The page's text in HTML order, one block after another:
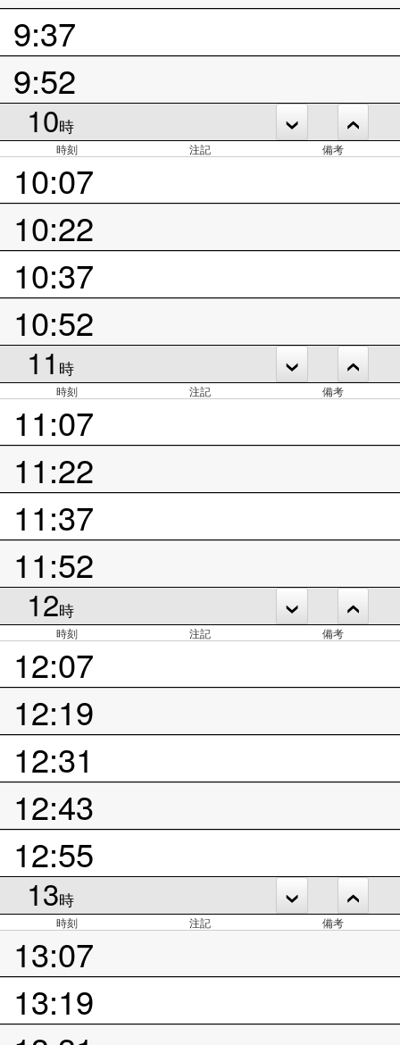
9:37
9:52
10時
時刻 注記 備考
10:07
10:22
10:37
10:52
11 時
時刻 注記 備考
11:07
11:22
11:37
11:52
12時
時刻 注記 備考
12:07
12:19
12:31
12:43
12:55
13時
時刻 注記 備考
13:07
13:19